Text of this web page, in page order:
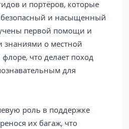
и портёров, которые
безопасный и насыщенный
первой помощи и
о местной
что делает поход
для
роль в поддержке
их багаж, что